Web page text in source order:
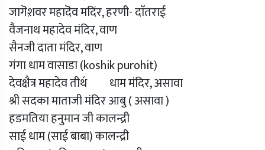
जागॆश़वर महादॆव मदिंर, हरणी- दाॅतराई
वैजनाथ महादेव मंदिर, वाण
सैनजी दाता मंदिर, वाण
गंगा धाम वासाडा (koshik purohit)
देवक्षैत्र महादेव तीथ॔ धाम मंदिर, असावा
श्री सदका माताजी मंदिर आबु ( असावा )
हडमतिया हनुमान जी कालन्द्री
साई धाम (साई बाबा) कालन्द्री